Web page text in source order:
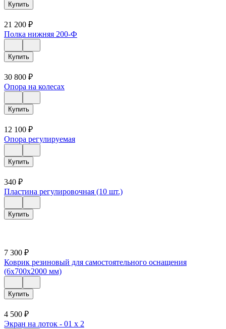
Купить
21 200 ₽
Полка нижняя 200-Ф
Купить
30 800 ₽
Опора на колесах
Купить
12 100 ₽
Опора регулируемая
Купить
340 ₽
Пластина регулировочная (10 шт.)
Купить
7 300 ₽
Коврик резиновый для самостоятельного оснащения
(6х700х2000 мм)
Купить
4 500 ₽
Экран на лоток - 01 х 2